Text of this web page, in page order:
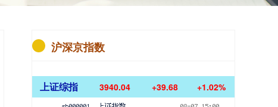
沪深京指数
上证综指 3940.04 +39.68 +1.02%